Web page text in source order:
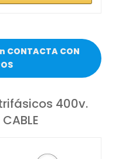
CON
400v.